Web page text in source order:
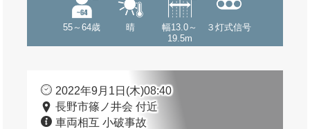
55～64歳 晴
幅13.0～
19.5m
３灯式信号
2022年9月1日(木)08:40
長野市篠ノ井会 付近
車両相互 小破事故